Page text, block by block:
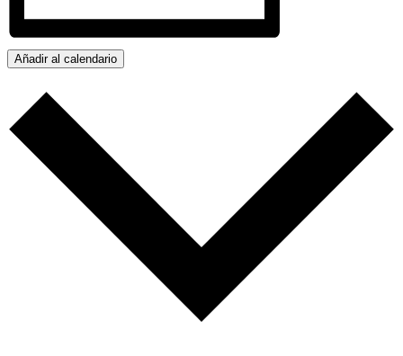
Añadir al calendario